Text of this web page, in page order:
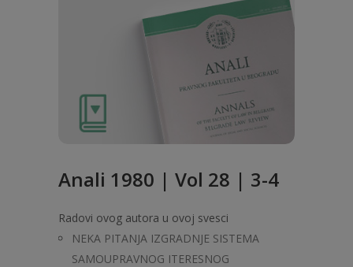
Anali 1980 | Vol 28 | 3-4
Radovi ovog autora u ovoj svesci
NEKA PITANJA IZGRADNJE SISTEMA
SAMOUPRAVNOG ITERESNOG